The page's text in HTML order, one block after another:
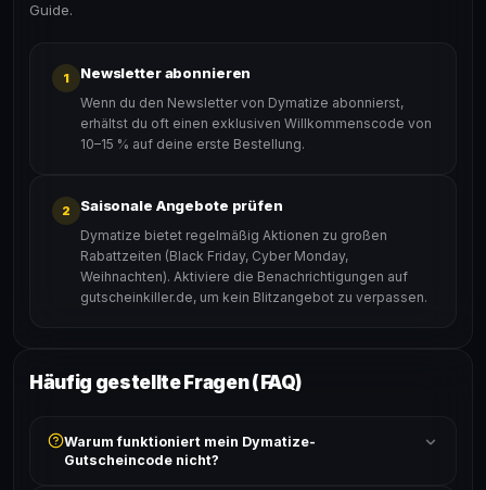
Guide.
1 Newsletter abonnieren
Wenn du den Newsletter von Dymatize abonnierst,
erhältst du oft einen exklusiven Willkommenscode von
10–15 % auf deine erste Bestellung.
2 Saisonale Angebote prüfen
Dymatize bietet regelmäßig Aktionen zu großen
Rabattzeiten (Black Friday, Cyber Monday,
Weihnachten). Aktiviere die Benachrichtigungen auf
gutscheinkiller.de, um kein Blitzangebot zu verpassen.
Häufig gestellte Fragen (FAQ)
Warum funktioniert mein Dymatize-
Gutscheincode nicht?